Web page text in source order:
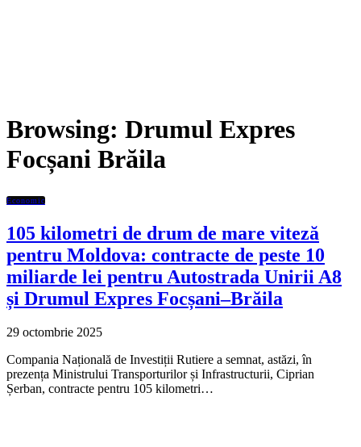
Browsing: Drumul Expres
Focșani Brăila
Economic
105 kilometri de drum de mare viteză
pentru Moldova: contracte de peste 10
miliarde lei pentru Autostrada Unirii A8
și Drumul Expres Focșani–Brăila
29 octombrie 2025
Compania Națională de Investiții Rutiere a semnat, astăzi, în
prezența Ministrului Transporturilor și Infrastructurii, Ciprian
Șerban, contracte pentru 105 kilometri…